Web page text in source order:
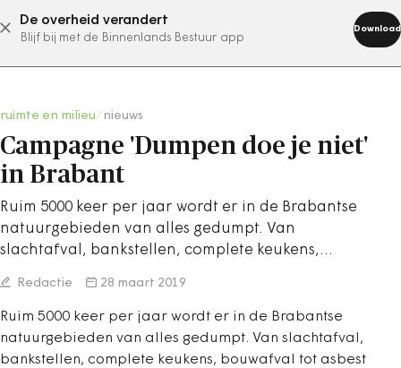
De overheid verandert
Blijf bij met de Binnenlands Bestuur app
Download
abonneer nu
ruimte en milieu nieuws
Campagne 'Dumpen doe je niet'
in Brabant
Ruim 5000 keer per jaar wordt er in de Brabantse
natuurgebieden van alles gedumpt. Van
slachtafval, bankstellen, complete keukens,…
Redactie 28 maart 2019
Ruim 5000 keer per jaar wordt er in de Brabantse
natuurgebieden van alles gedumpt. Van slachtafval,
bankstellen, complete keukens, bouwafval tot asbest